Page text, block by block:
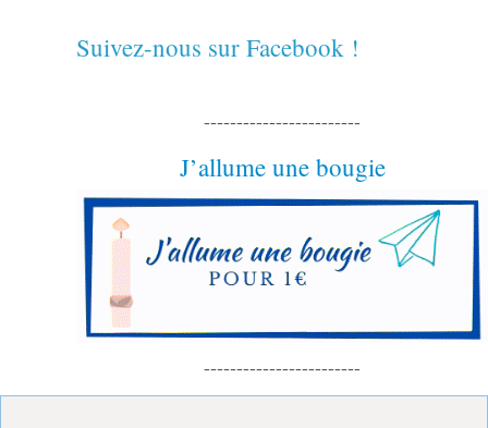
Suivez-nous sur Facebook !
------------------------
J’allume une bougie
------------------------